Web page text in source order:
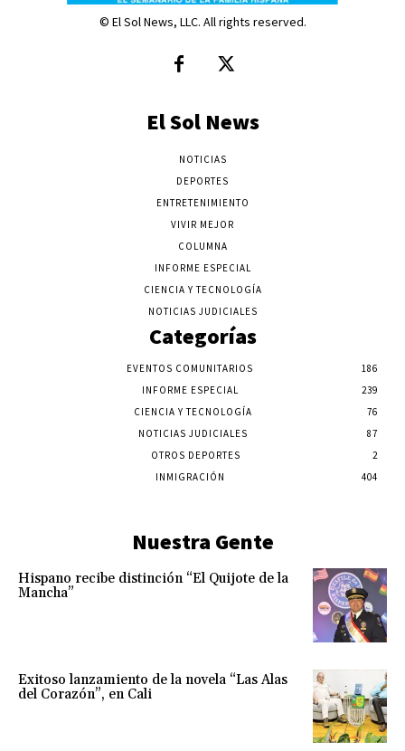
© El Sol News, LLC. All rights reserved.
El Sol News
NOTICIAS
DEPORTES
ENTRETENIMIENTO
VIVIR MEJOR
COLUMNA
INFORME ESPECIAL
CIENCIA Y TECNOLOGÍA
NOTICIAS JUDICIALES
Categorías
EVENTOS COMUNITARIOS
186
INFORME ESPECIAL
239
CIENCIA Y TECNOLOGÍA
76
NOTICIAS JUDICIALES
87
OTROS DEPORTES
2
INMIGRACIÓN
404
Nuestra Gente
Hispano recibe distinción “El Quijote de la
Mancha”
Exitoso lanzamiento de la novela “Las Alas
del Corazón”, en Cali